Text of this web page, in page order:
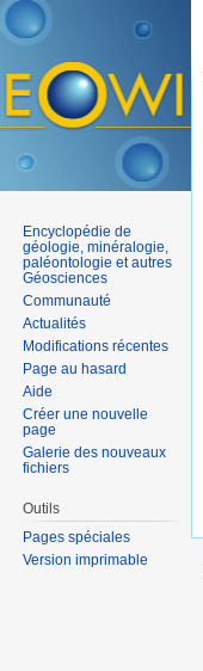
Encyclopédie de
géologie, minéralogie,
paléontologie et autres
Géosciences
Communauté
Actualités
Modifications récentes
Page au hasard
Aide
Créer une nouvelle
page
Galerie des nouveaux
fichiers
Outils
Pages spéciales
Version imprimable